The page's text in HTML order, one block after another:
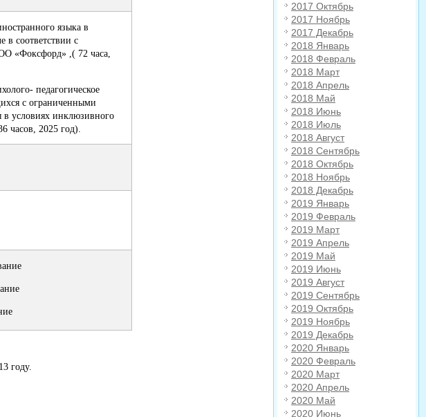
языка в
в соответствии с
«Фоксфорд» ,( 72 часа,
педагогическое
с ограниченными
в условиях инклюзивного
часов, 2025 год).
году.
2017 Октябрь
2017 Ноябрь
2017 Декабрь
2018 Январь
2018 Февраль
2018 Март
2018 Апрель
2018 Май
2018 Июнь
2018 Июль
2018 Август
2018 Сентябрь
2018 Октябрь
2018 Ноябрь
2018 Декабрь
2019 Январь
2019 Февраль
2019 Март
2019 Апрель
2019 Май
2019 Июнь
2019 Август
2019 Сентябрь
2019 Октябрь
2019 Ноябрь
2019 Декабрь
2020 Январь
2020 Февраль
2020 Март
2020 Апрель
2020 Май
2020 Июнь